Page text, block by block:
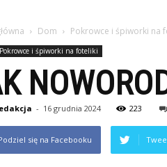
Dom Pokrowce i śpiworki na
Pokrowce i śpiworki na foteliki
- 16 grudnia 2024 223
się na Facebooku